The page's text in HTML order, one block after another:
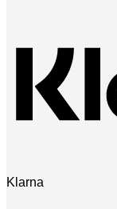
Klarna